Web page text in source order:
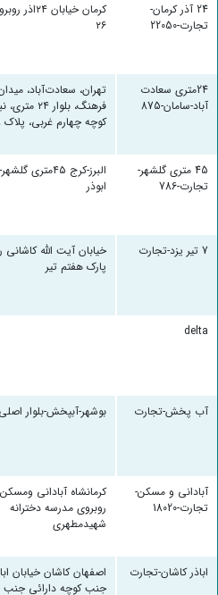
24 آذر کرمان-
تجارت-22050
کرمان خیابان
۲۶
24متری سعادت
آباد-سامان-875
تهران، سعادت‌آباد،
فرهنگ، بلوار ۲۴
کوچه چهارم غربی، پلاک ۱۸
45 متری گلشهر-
تجارت-786
البرز-کرج
ابوذر
7 تیر یزد-تجارت
خیابان آیت الله کاشانی
پارک هفتم تیر
delta
آب پخش-تجارت
بوشهر-آبپخش-بلوار اصلی
آبادانی و مسکن-
تجارت-18020
کرمانشاه آبادانی ومسکن
روبروی مدرسه دخترانه
شهیدمطهری
اباذر کاشان-تجارت
اصفهان کاشان خیابان
جنب کوچه دارائی جنب